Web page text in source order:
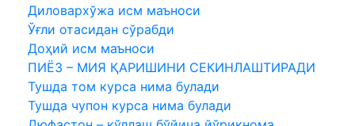
Диловархўжа исм маъноси
Ўғли отасидан сўрабди
Доҳий исм маъноси
ПИЁЗ – МИЯ ҚАРИШИНИ СЕКИНЛАШТИРАДИ
Тушда том курса нима булади
Тушда чупон курса нима булади